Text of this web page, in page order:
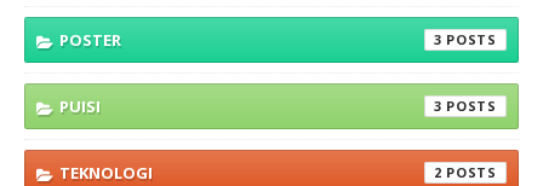
POSTER 3
PUISI 3
TEKNOLOGI 2